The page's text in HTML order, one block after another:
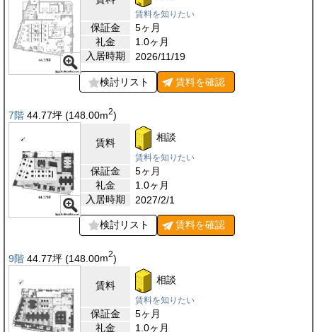
賃料を知りたい
保証金
5ヶ月
礼金
1.0ヶ月
入居時期
2026/11/19
検討リスト 賃料を確認
7階 44.77坪 (148.00m2)
賃料 相談
賃料を知りたい
保証金
5ヶ月
礼金
1.0ヶ月
入居時期
2027/2/1
検討リスト 賃料を確認
9階 44.77坪 (148.00m2)
賃料 相談
賃料を知りたい
保証金
5ヶ月
礼金
1.0ヶ月